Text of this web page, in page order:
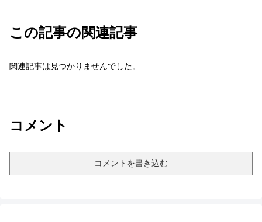
この記事の関連記事
関連記事は見つかりませんでした。
コメント
コメントを書き込む